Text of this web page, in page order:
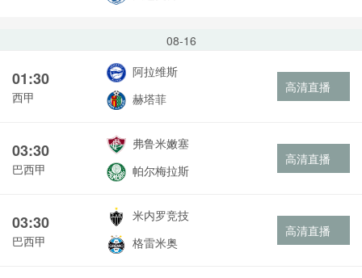
08-16
01:30
西甲
阿拉维斯
赫塔菲
高清直播
03:30
巴西甲
弗鲁米嫩塞
帕尔梅拉斯
高清直播
03:30
巴西甲
米内罗竞技
格雷米奥
高清直播